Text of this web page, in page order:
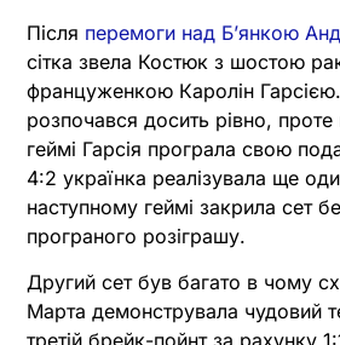
Після перемоги над Б’янкою
сітка звела Костюк з шостою
француженкою Каролін
розпочався досить рівно,
геймі Гарсія програла свою
4:2 українка реалізувала ще
наступному геймі закрила сет
програного розіграшу.
Другий сет був багато в чому
Марта демонструвала чудовий
третій брейк-пойнт за рахунку